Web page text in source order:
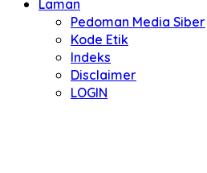
Laman
Pedoman Media Siber
Kode Etik
Indeks
Disclaimer
LOGIN